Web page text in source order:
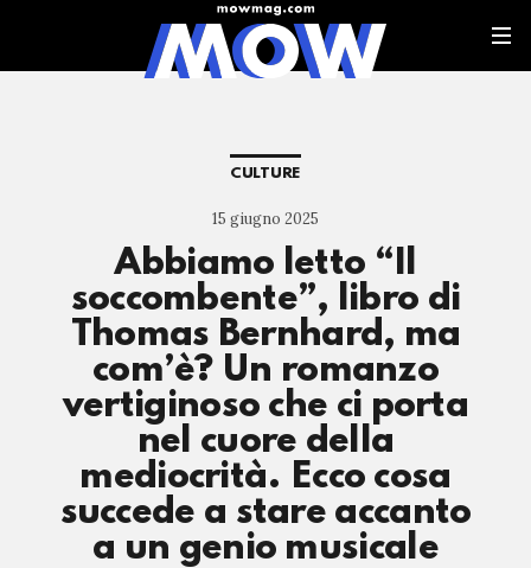
CULTURE
15 giugno 2025
Abbiamo letto “Il
soccombente”, libro di
Thomas Bernhard, ma
com’è? Un romanzo
vertiginoso che ci porta
nel cuore della
mediocrità. Ecco cosa
succede a stare accanto
a un genio musicale